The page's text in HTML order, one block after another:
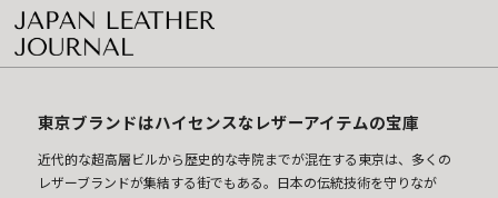
東京ブランドはハイセンスなレザーアイテムの宝庫
近代的な超高層ビルから歴史的な寺院までが混在する東京は、多くの
レザーブランドが集結する街でもある。日本の伝統技術を守りなが